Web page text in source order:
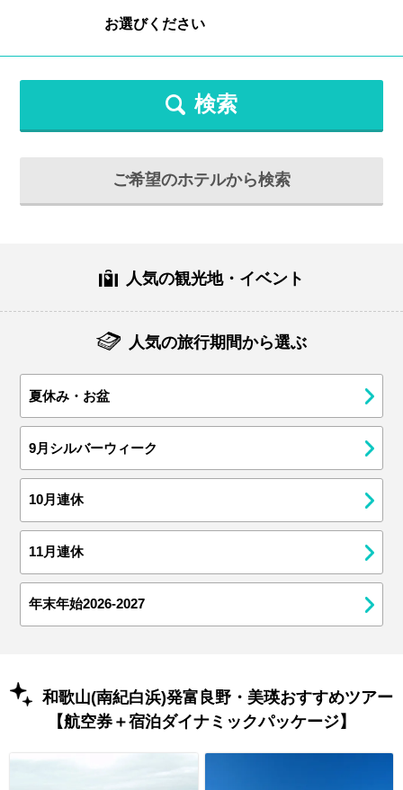
検索
ご希望のホテルから検索
人気の観光地・イベント
人気の旅行期間から選ぶ
夏休み・お盆
9月シルバーウィーク
10月連休
11月連休
年末年始2026-2027
和歌山(南紀白浜)発富良野・美瑛おすすめツアー
【航空券＋宿泊ダイナミックパッケージ】